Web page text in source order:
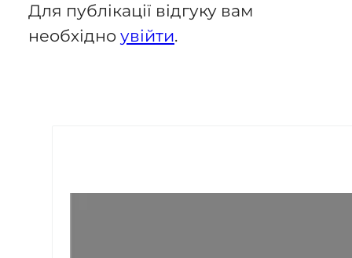
Для публікації відгуку вам
необхідно увійти.